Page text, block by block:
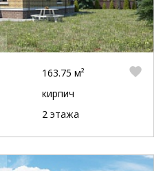
163.75 м²
кирпич
2 этажа